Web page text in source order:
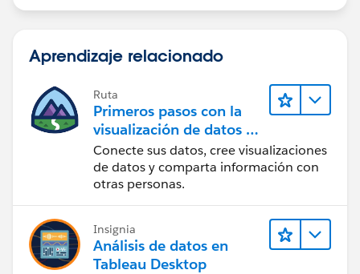
Aprendizaje relacionado
Ruta
Primeros pasos con la
visualización de datos en
Tableau Desktop
Conecte sus datos, cree visualizaciones
de datos y comparta información con
otras personas.
Insignia
Análisis de datos en
Tableau Desktop